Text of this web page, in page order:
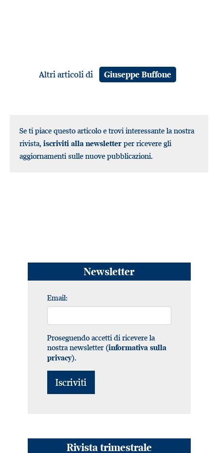
Altri articoli di Giuseppe Buffone
Se ti piace questo articolo e trovi interessante la nostra
rivista, iscriviti alla newsletter per ricevere gli
aggiornamenti sulle nuove pubblicazioni.
Newsletter
Email:
Proseguendo accetti di ricevere la
nostra newsletter (informativa sulla
privacy).
Rivista trimestrale